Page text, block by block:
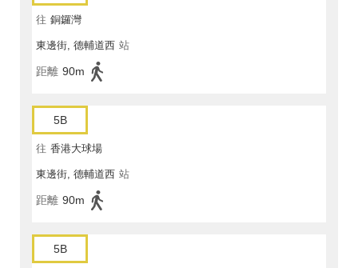
往 銅鑼灣
東邊街, 德輔道西 站
距離 90m
5B
往 香港大球場
東邊街, 德輔道西 站
距離 90m
5B